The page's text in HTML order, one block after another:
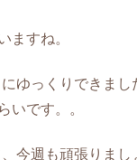
ますね。
ゆっくりできまし
いです。。
今週も頑張りまし